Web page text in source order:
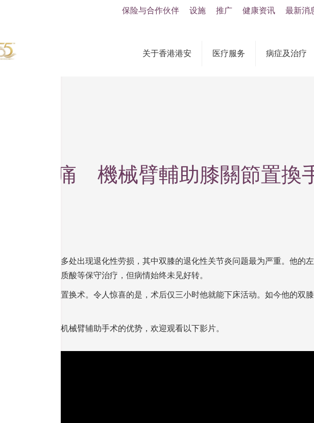
关于香港港安 医疗服务 病症及治疗
保险与合作伙伴 设施 推广 健康资讯 最新消
膝關節痛 機械臂輔助膝關節置換
年纪增长，身体多处出现退化性劳损，其中双膝的退化性关节炎问题最为严重。他的
痛药和注射透明质酸等保守治疗，但病情始终未见好转。
臂辅助全膝关节置换术。令人惊喜的是，术后仅三小时他就能下床活动。如今他的双
疗经历，或认识机械臂辅助手术的优势，欢迎观看以下影片。